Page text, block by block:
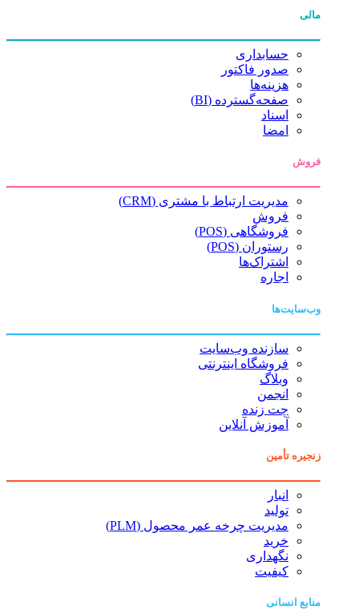
مالی
حسابداری
صدور فاکتور
هزینه‌ها
صفحه‌گسترده (BI)
اسناد
امضا
فروش
مدیریت ارتباط با مشتری (CRM)
فروش
فروشگاهی (POS)
رستوران (POS)
اشتراک‌ها
اجاره
وب‌سایت‌ها
سازنده وب‌سایت
فروشگاه اینترنتی
وبلاگ
انجمن
چت زنده
آموزش آنلاین
زنجیره تأمین
انبار
تولید
مدیریت چرخه عمر محصول (PLM)
خرید
نگهداری
کیفیت
منابع انسانی